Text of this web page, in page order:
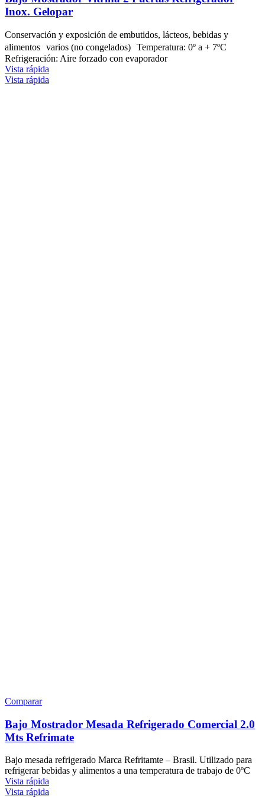
Inox. Gelopar
Conservación y exposición de embutidos, lácteos, bebidas y
alimentos varios (no congelados) Temperatura: 0º a + 7ºC
Refrigeración: Aire forzado con evaporador
Vista rápida
Vista rápida
Comparar
Bajo Mostrador Mesada Refrigerado Comercial 2.0
Mts Refrimate
Bajo mesada refrigerado Marca Refritamte – Brasil. Utilizado para
refrigerar bebidas y alimentos a una temperatura de trabajo de 0ºC
Vista rápida
Vista rápida